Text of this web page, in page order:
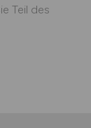
Teil des